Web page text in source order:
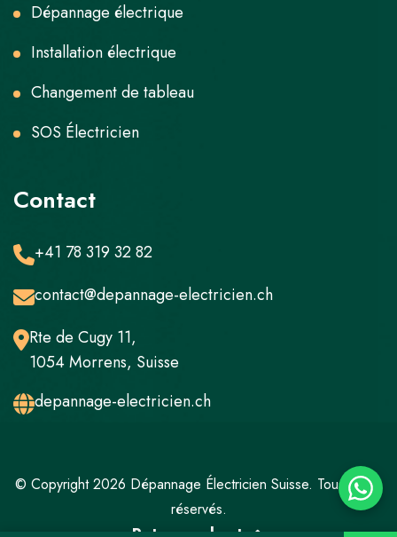
Dépannage électrique
Installation électrique
Changement de tableau
SOS Électricien
Contact
+41 78 319 32 82
contact@depannage-electricien.ch
Rte de Cugy 11,
1054 Morrens, Suisse
depannage-electricien.ch
© Copyright 2026 Dépannage Électricien Suisse. Tous droits
réservés.